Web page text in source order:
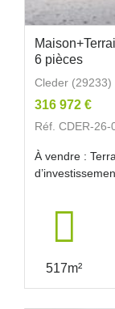
6 pièces
Cleder (29233)
316 972 €
Réf. CDER-26-
À vendre :
517m²